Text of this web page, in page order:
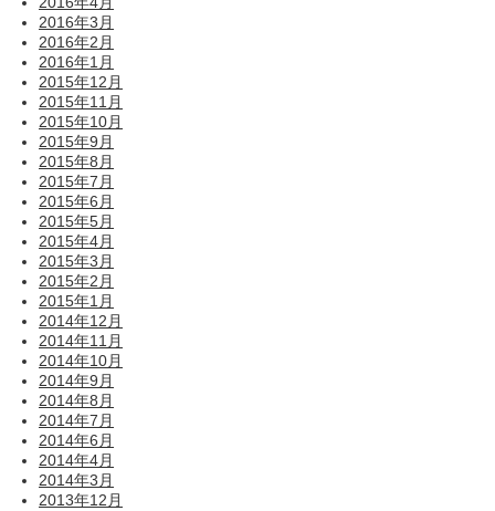
2016年3月
2016年2月
2016年1月
2015年12月
2015年11月
2015年10月
2015年9月
2015年8月
2015年7月
2015年6月
2015年5月
2015年4月
2015年3月
2015年2月
2015年1月
2014年12月
2014年11月
2014年10月
2014年9月
2014年8月
2014年7月
2014年6月
2014年4月
2014年3月
2013年12月